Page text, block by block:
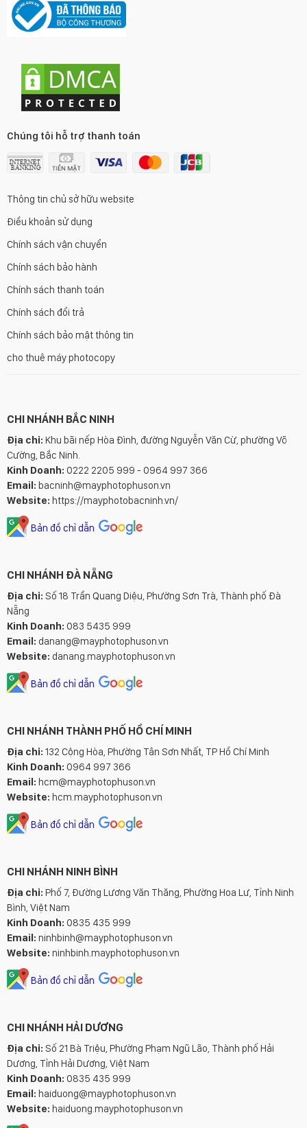
Chúng tôi hỗ trợ thanh toán
Thông tin chủ sở hữu website
Điều khoản sử dụng
Chính sách vận chuyển
Chính sách bảo hành
Chính sách thanh toán
Chính sách đổi trả
Chính sách bảo mật thông tin
cho thuê máy photocopy
CHI NHÁNH BẮC NINH
Địa chỉ: Khu bãi nếp Hòa Đình, đường Nguyễn Văn Cừ, phường Võ
Cường, Bắc Ninh.
Kinh Doanh: 0222 2205 999 - 0964 997 366
Email: bacninh@mayphotophuson.vn
Website: https://mayphotobacninh.vn/
Bản đồ chỉ dẫn
CHI NHÁNH ĐÀ NẴNG
Địa chỉ: Số 18 Trần Quang Diệu, Phường Sơn Trà, Thành phố Đà
Nẵng
Kinh Doanh: 083 5435 999
Email: danang@mayphotophuson.vn
Website: danang.mayphotophuson.vn
Bản đồ chỉ dẫn
CHI NHÁNH THÀNH PHỐ HỒ CHÍ MINH
Địa chỉ: 132 Cộng Hòa, Phường Tân Sơn Nhất, TP Hồ Chí Minh
Kinh Doanh: 0964 997 366
Email: hcm@mayphotophuson.vn
Website: hcm.mayphotophuson.vn
Bản đồ chỉ dẫn
CHI NHÁNH NINH BÌNH
Địa chỉ: Phố 7, Đường Lương Văn Thăng, Phường Hoa Lư, Tỉnh Ninh
Bình, Việt Nam
Kinh Doanh: 0835 435 999
Email: ninhbinh@mayphotophuson.vn
Website: ninhbinh.mayphotophuson.vn
Bản đồ chỉ dẫn
CHI NHÁNH HẢI DƯƠNG
Địa chỉ: Số 21 Bà Triệu, Phường Phạm Ngũ Lão, Thành phố Hải
Dương, Tỉnh Hải Dương, Việt Nam
Kinh Doanh: 0835 435 999
Email: haiduong@mayphotophuson.vn
Website: haiduong.mayphotophuson.vn